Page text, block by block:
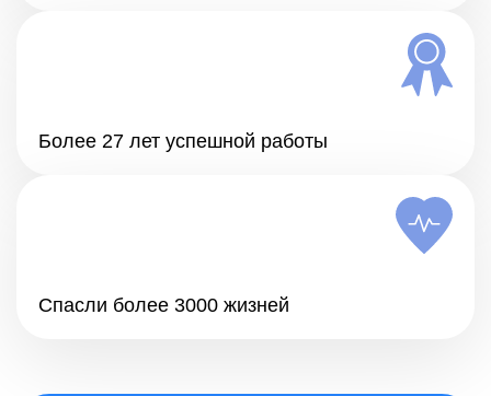
Более 27 лет успешной работы
Спасли более 3000 жизней